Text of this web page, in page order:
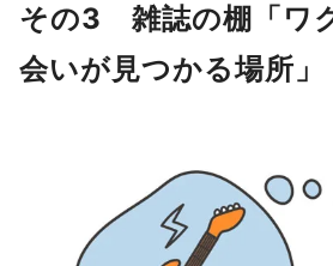
その3 雑誌の棚「ワ
会いが見つかる場所」